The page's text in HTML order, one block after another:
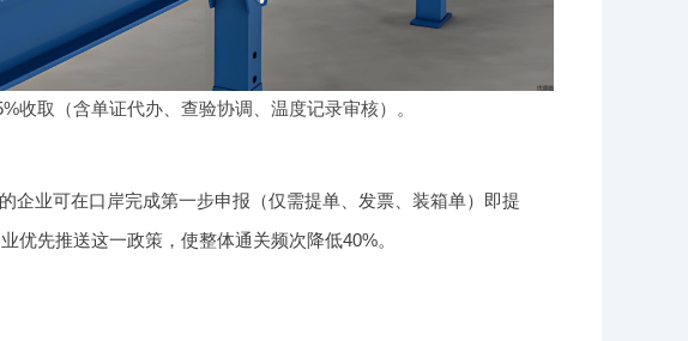
收取（含单证代办、查验协调、温度记录审核）。
企业可在口岸完成第一步申报（仅需提单、发票、装箱单）即提
优先推送这一政策，使整体通关频次降低40%。